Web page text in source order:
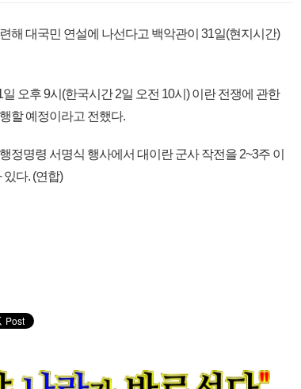
해 대국민 연설에 나선다고 백악관이 31일(현지시간)
오후 9시(한국시간 2일 오전 10시) 이란 전쟁에 관한
할 예정이라고 전했다.
정명령 서명식 행사에서 대이란 군사 작전을 2~3주 이
다. (연합)